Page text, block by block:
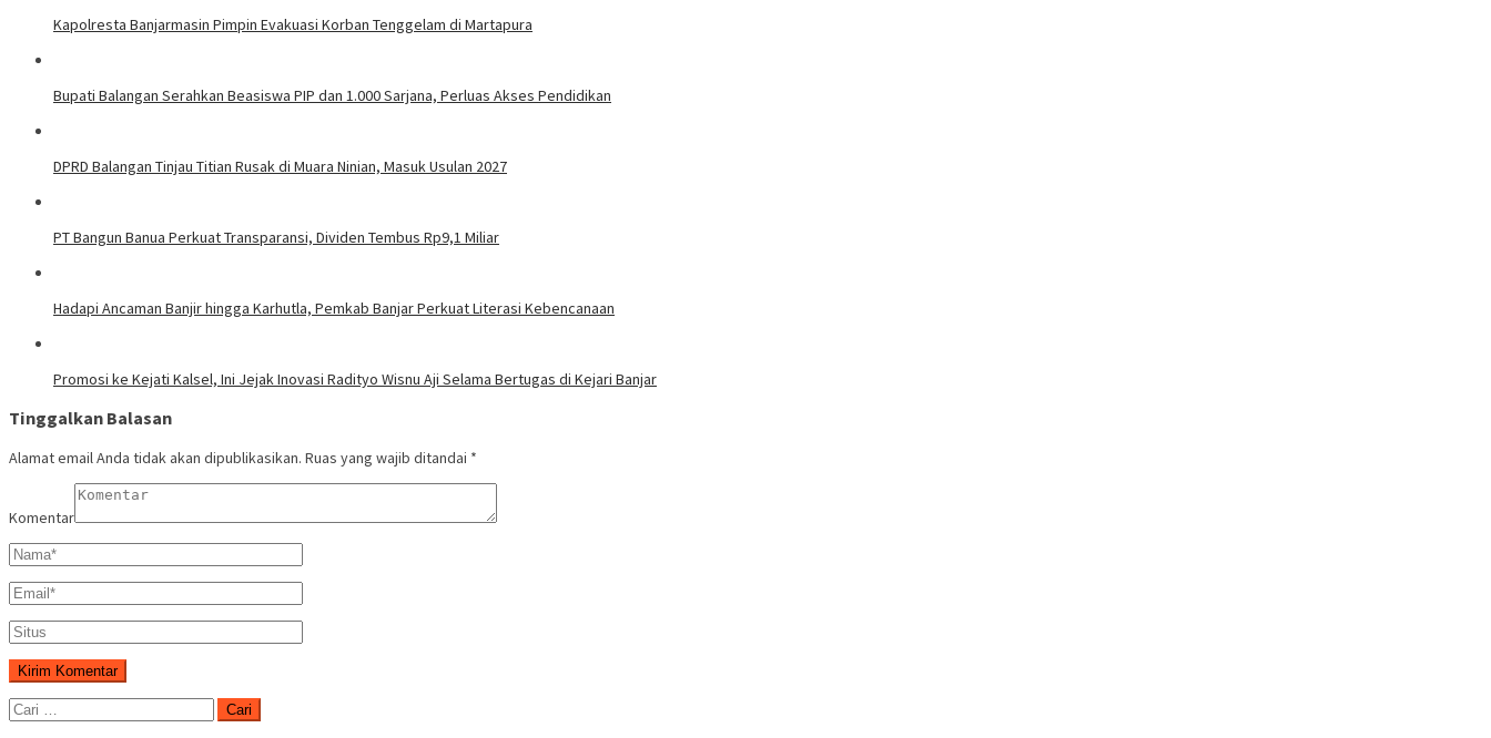
Kapolresta Banjarmasin Pimpin Evakuasi Korban Tenggelam di Martapura
Bupati Balangan Serahkan Beasiswa PIP dan 1.000 Sarjana, Perluas Akses Pendidikan
DPRD Balangan Tinjau Titian Rusak di Muara Ninian, Masuk Usulan 2027
PT Bangun Banua Perkuat Transparansi, Dividen Tembus Rp9,1 Miliar
Hadapi Ancaman Banjir hingga Karhutla, Pemkab Banjar Perkuat Literasi Kebencanaan
Promosi ke Kejati Kalsel, Ini Jejak Inovasi Radityo Wisnu Aji Selama Bertugas di Kejari Banjar
Tinggalkan Balasan
Alamat email Anda tidak akan dipublikasikan. Ruas yang wajib ditandai *
Komentar
Cari
untuk: